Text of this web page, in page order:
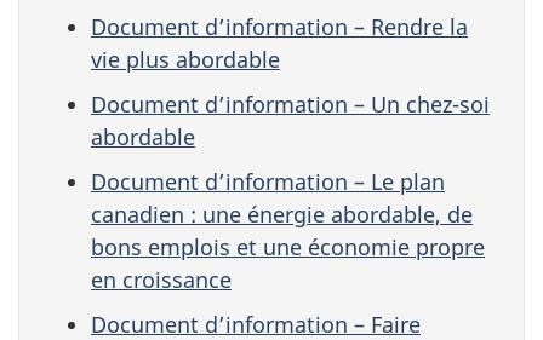
Document d’information – Rendre la
vie plus abordable
Document d’information – Un chez-soi
abordable
Document d’information – Le plan
canadien : une énergie abordable, de
bons emplois et une économie propre
en croissance
Document d’information – Faire